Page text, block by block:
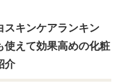
スキンケアランキン
使えて効果高めの化粧
介